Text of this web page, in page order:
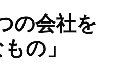
の会社を
の」